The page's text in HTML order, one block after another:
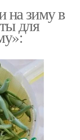
на зиму в
для